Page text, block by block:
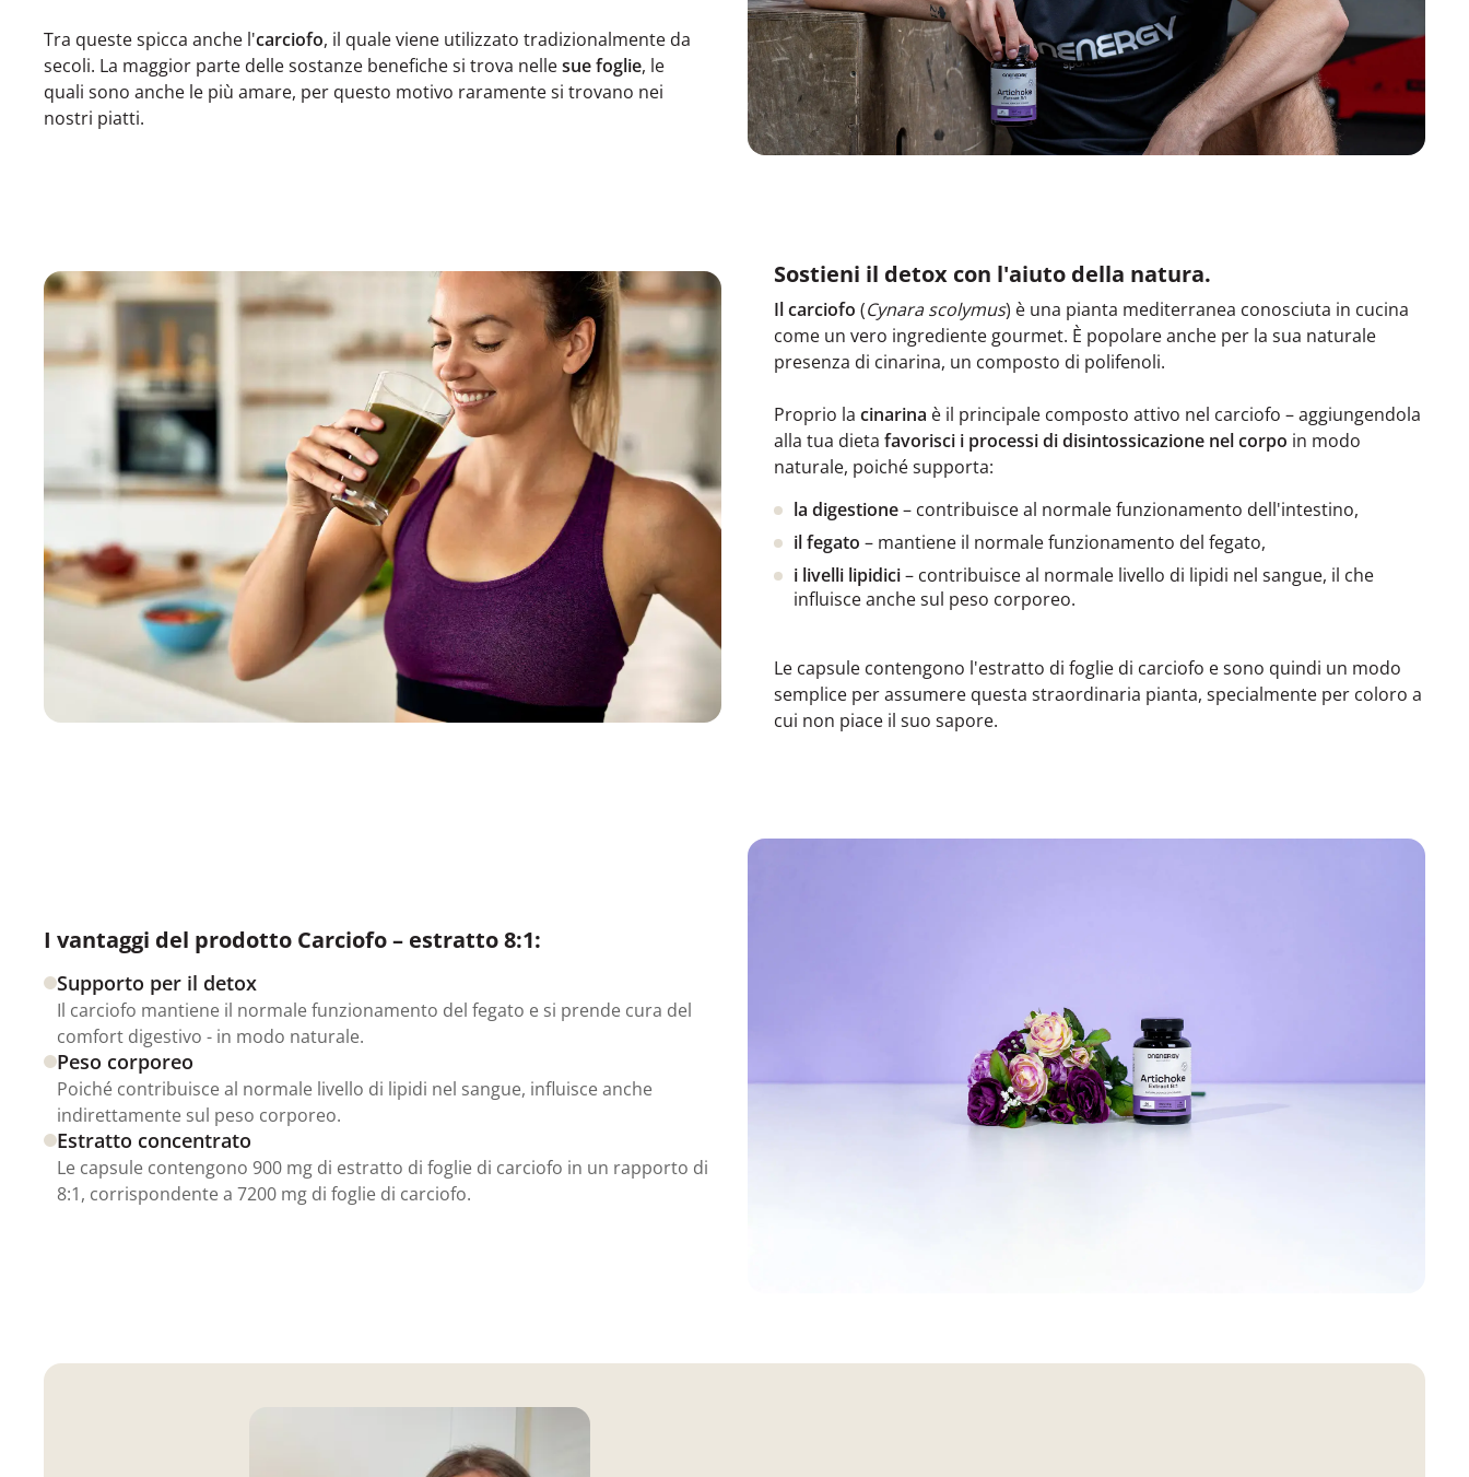
Tra queste spicca anche l'carciofo, il quale viene utilizzato tradizionalmente da
secoli. La maggior parte delle sostanze benefiche si trova nellesue foglie, le
quali sono anche le più amare, per questo motivo raramente si trovano nei
nostri piatti.
Sostieni il detox con l'aiuto della natura.
Il carciofo (Cynara scolymus) è una pianta mediterranea conosciuta in cucina
come un vero ingrediente gourmet. È popolare anche per la sua naturale
presenza di cinarina, un composto di polifenoli.
Proprio la cinarina è il principale composto attivo nel carciofo – aggiungendola
alla tua dieta favorisci i processi di disintossicazione nel corpo in modo
naturale, poiché supporta:
la digestione– contribuisce al normale funzionamento dell'intestino,
il fegato – mantiene il normale funzionamento del fegato,
i livelli lipidici– contribuisce al normale livello di lipidi nel sangue, il che
influisce anche sul peso corporeo.
Le capsule contengono l'estratto di foglie di carciofo e sono quindi un modo
semplice per assumere questa straordinaria pianta, specialmente per coloro a
cui non piace il suo sapore.
I vantaggi del prodotto Carciofo – estratto 8:1:
Supporto per il detox
Il carciofo mantiene il normale funzionamento del fegato e si prende cura del
comfort digestivo - in modo naturale.
Peso corporeo
Poiché contribuisce al normale livello di lipidi nel sangue, influisce anche
indirettamente sul peso corporeo.
Estratto concentrato
Le capsule contengono 900 mg di estratto di foglie di carciofo in un rapporto di
8:1, corrispondente a 7200 mg di foglie di carciofo.